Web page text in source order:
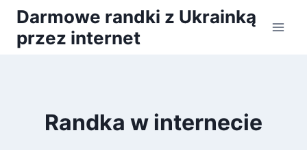
Przejdź
treści
Darmowe randki z Ukrainką
przez internet
Randka w internecie